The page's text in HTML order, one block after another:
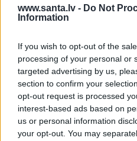
www.santa.lv - Do Not
Information
If you wish to opt-out of the
processing of your personal or
targeted advertising by us,
section to confirm your
opt-out request is processed
interest-based ads based on
us or personal information
your opt-out. You may
PERSONĪBAS